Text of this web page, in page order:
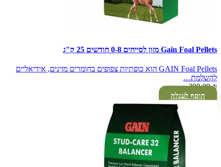
Gain Foal Pellets מזון לסייחים 0-8 חודשים 25 ק"ג
GAIN Foal Pellets הוא כופתיות צפופים בחומרים מזינים, אידיאליים
להשלמת…
300.00₪
הוסף לעגלה